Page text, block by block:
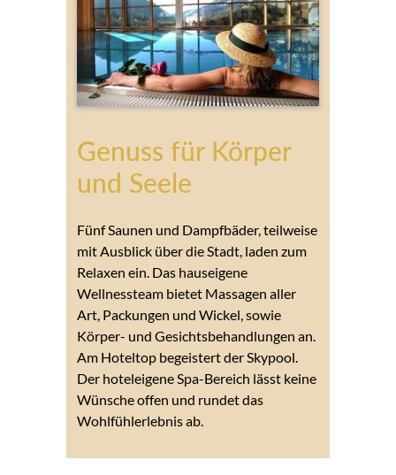
Genuss für Körper
und Seele
Fünf Saunen und Dampfbäder, teilweise
mit Ausblick über die Stadt, laden zum
Relaxen ein. Das hauseigene
Wellnessteam bietet Massagen aller
Art, Packungen und Wickel, sowie
Körper- und Gesichtsbehandlungen an.
Am Hoteltop begeistert der Skypool.
Der hoteleigene Spa-Bereich lässt keine
Wünsche offen und rundet das
Wohlfühlerlebnis ab.